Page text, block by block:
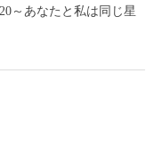
～あなたと私は同じ星